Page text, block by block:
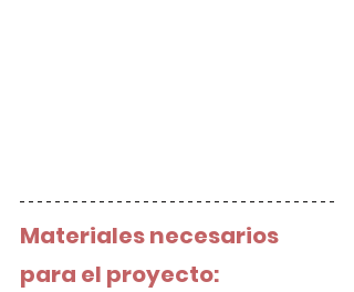
Materiales necesarios
para el proyecto: